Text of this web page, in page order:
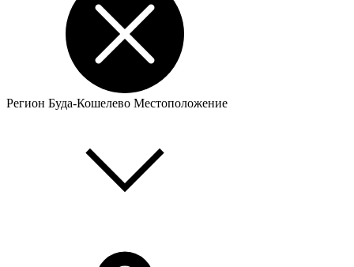
Регион Буда-Кошелево Местоположение